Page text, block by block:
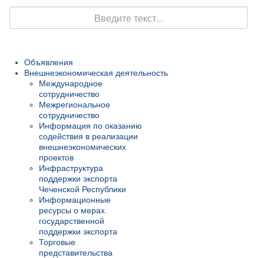
Объявления
Внешнеэкономическая деятельность
Международное
сотрудничество
Межрегиональное
сотрудничество
Информация по оказанию
содействия в реализации
внешнеэкономических
проектов
Инфраструктура
поддержки экспорта
Чеченской Республики
Информационные
ресурсы о мерах
государственной
поддержки экспорта
Торговые
представительства